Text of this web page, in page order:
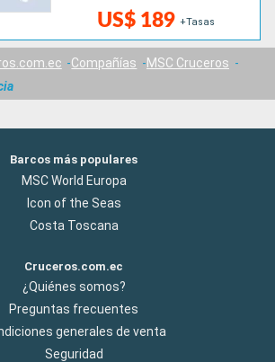
US$ 189 +Tasas
Compañías
MSC Cruceros
Barcos más populares
MSC World Europa
Icon of the Seas
Costa Toscana
Cruceros.com.ec
¿Quiénes somos?
Preguntas frecuentes
generales de venta
Seguridad